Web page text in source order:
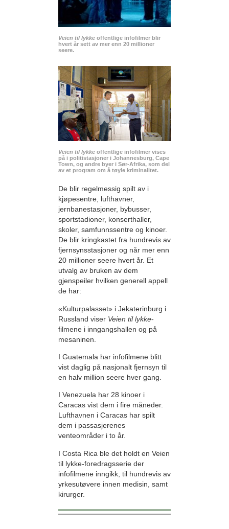
Veien til lykke offentlige infofilmer blir
hvert år sett av mer enn 20 millioner
seere.
Veien til lykke offentlige infofilmer vises
på i politistasjoner i Johannesburg, Cape
Town, og andre byer i Sør-Afrika, som del
av et program om å tøyle kriminalitet.
De blir regelmessig spilt av i
kjøpesentre, lufthavner,
jernbanestasjoner, bybusser,
sportstadioner, konserthaller,
skoler, samfunnssentre og kinoer.
De blir kringkastet fra hundrevis av
fjernsynsstasjoner og når mer enn
20 millioner seere hvert år. Et
utvalg av bruken av dem
gjenspeiler hvilken generell appell
de har:
«Kulturpalasset» i Jekaterinburg i
Russland viser Veien til lykke-
filmene i inngangshallen og på
mesaninen.
I Guatemala har infofilmene blitt
vist daglig på nasjonalt fjernsyn til
en halv million seere hver gang.
I Venezuela har 28 kinoer i
Caracas vist dem i fire måneder.
Lufthavnen i Caracas har spilt
dem i passasjerenes
venteområder i to år.
I Costa Rica ble det holdt en Veien
til lykke-foredragsserie der
infofilmene inngikk, til hundrevis av
yrkesutøvere innen medisin, samt
kirurger.